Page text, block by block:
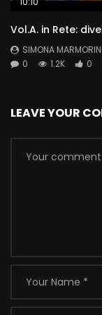
Vol.A. in Rete:
SIMONA
0
1.2K 0
LEAVE YOUR